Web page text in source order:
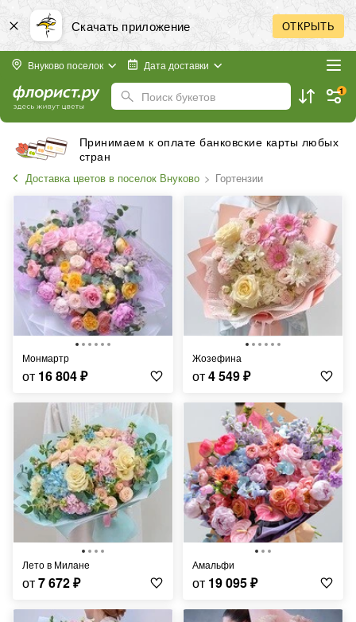
Скачать приложение ОТКРЫТЬ
Внуково поселок Дата доставки
Поиск букетов 1
Принимаем к оплате банковские карты любых
стран
Доставка цветов в поселок Внуково Гортензии
Монмартр
от 16 804₽
Жозефина
от4 549₽
Лето в Милане
от7 672₽
Амальфи
от 19 095₽